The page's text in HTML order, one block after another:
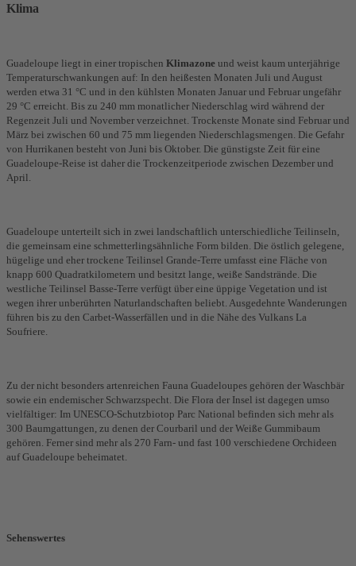
Klima
Guadeloupe liegt in einer tropischen Klimazone und weist kaum unterjährige
Temperaturschwankungen auf: In den heißesten Monaten Juli und August
werden etwa 31 °C und in den kühlsten Monaten Januar und Februar ungefähr
29 °C erreicht. Bis zu 240 mm monatlicher Niederschlag wird während der
Regenzeit Juli und November verzeichnet. Trockenste Monate sind Februar und
März bei zwischen 60 und 75 mm liegenden Niederschlagsmengen. Die Gefahr
von Hurrikanen besteht von Juni bis Oktober. Die günstigste Zeit für eine
Guadeloupe-Reise ist daher die Trockenzeitperiode zwischen Dezember und
April.
Guadeloupe unterteilt sich in zwei landschaftlich unterschiedliche Teilinseln,
die gemeinsam eine schmetterlingsähnliche Form bilden. Die östlich gelegene,
hügelige und eher trockene Teilinsel Grande-Terre umfasst eine Fläche von
knapp 600 Quadratkilometern und besitzt lange, weiße Sandstrände. Die
westliche Teilinsel Basse-Terre verfügt über eine üppige Vegetation und ist
wegen ihrer unberührten Naturlandschaften beliebt. Ausgedehnte Wanderungen
führen bis zu den Carbet-Wasserfällen und in die Nähe des Vulkans La
Soufriere.
Zu der nicht besonders artenreichen Fauna Guadeloupes gehören der Waschbär
sowie ein endemischer Schwarzspecht. Die Flora der Insel ist dagegen umso
vielfältiger: Im UNESCO-Schutzbiotop Parc National befinden sich mehr als
300 Baumgattungen, zu denen der Courbaril und der Weiße Gummibaum
gehören. Ferner sind mehr als 270 Farn- und fast 100 verschiedene Orchideen
auf Guadeloupe beheimatet.
Sehenswertes